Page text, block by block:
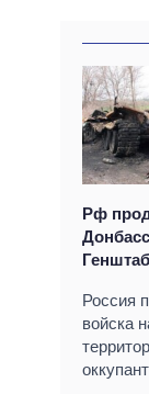
Рф
Генштаб
Россия
войска